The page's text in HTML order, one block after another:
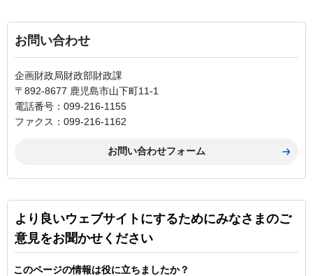
お問い合わせ
企画財政局財政部財政課
〒892-8677 鹿児島市山下町11-1
電話番号：099-216-1155
ファクス：099-216-1162
より良いウェブサイトにするためにみなさまのご
意見をお聞かせください
このページの情報は役に立ちましたか？